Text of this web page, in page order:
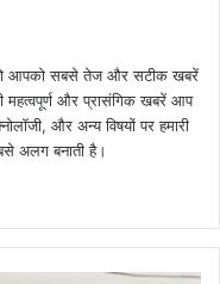
आपको सबसे तेज और सटीक खबरें
महत्वपूर्ण और प्रासंगिक खबरें आप
और अन्य विषयों पर हमारी
अलग बनाती है।